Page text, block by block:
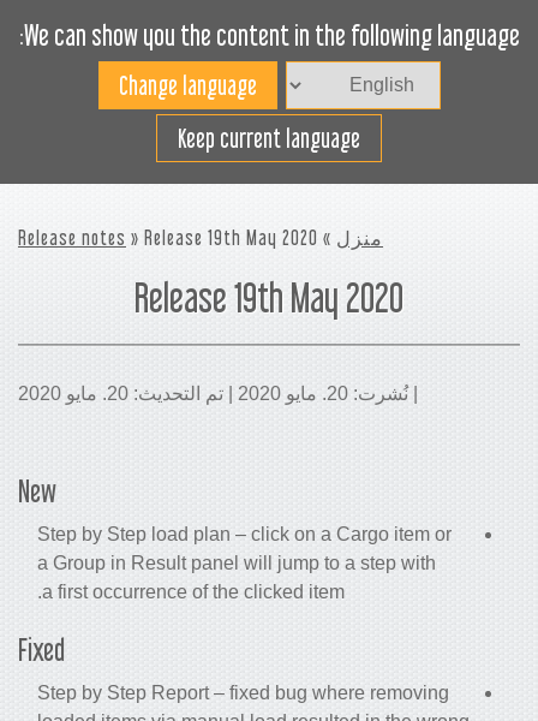
We can show you the content in the following language:
Keep current language
Toggle
navigation
افضل استخدام لمساحة
الشحن
منزل »
Release notes » Release 19th May 2020
Release 19th May 2020
| نُشرت: 20. مايو 2020 | تم التحديث: 20. مايو 2020
New
Step by Step load plan – click on a Cargo item or
a Group in Result panel will jump to a step with
a first occurrence of the clicked item.
Fixed
Step by Step Report – fixed bug where removing